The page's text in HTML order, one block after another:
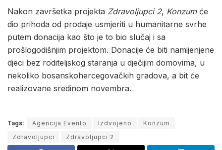
Nakon završetka projekta Zdravoljupci 2, Konzumće
dio prihoda od prodaje usmjeriti u humanitarne svrhe
putem donacija kao što je to bio slučaj i sa
prošlogodišnjim projektom. Donacije će biti namijenjene
djeci bez roditeljskog staranja u dječijim domovima, u
nekoliko bosanskohercegovačkih gradova, a bit će
realizovane sredinom novembra.
Tags: Agencija Evento Izdvojeno
Konzum
Zdravoljupci
Zdravoljupci 2